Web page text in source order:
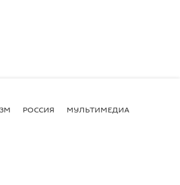
РОССИЯ МУЛЬТИМЕДИА